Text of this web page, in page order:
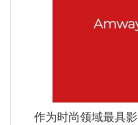
作为时尚领域最具